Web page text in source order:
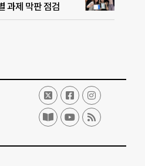
과제 막판 점검